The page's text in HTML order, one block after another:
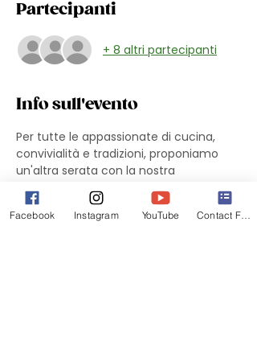
Partecipanti
+ 8 altri partecipanti
Info sull'evento
Per tutte le appassionate di cucina,
convivialità e tradizioni, proponiamo
un'altra serata con la nostra
sommelier di fiducia Malinda Sassu!
Vi proponiamo una gita in Toscana.
Un focus di turismo enogastronomico
Facebook Instagram YouTube Contact Form